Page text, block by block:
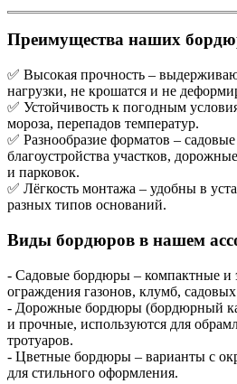
Страницы
Преимущества наших
✅ Высокая прочность –
нагрузки, не крошатся и не
✅ Устойчивость к погодным
мороза, перепадов температур.
✅ Разнообразие форматов –
благоустройства участков,
и парковок.
✅ Лёгкость монтажа – удобны в
разных типов оснований.
Виды бордюров в нашем
- Садовые бордюры – компактные и
ограждения газонов, клумб,
- Дорожные бордюры (бордюрный
и прочные, используются для
тротуаров.
- Цветные бордюры – варианты с
для стильного оформления.